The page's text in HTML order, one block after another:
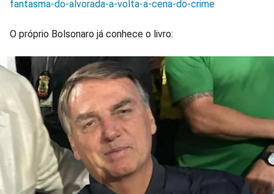
fantasma-do-alvorada-a-volta-a-cena-do-crime
O próprio Bolsonaro já conhece o livro: